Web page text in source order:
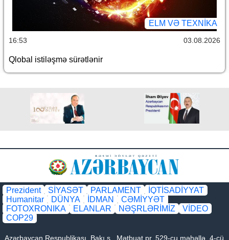
ELM VƏ TEXNIKA
16:53 03.08.2026
Qlobal istiləşmə sürətlənir
Prezident SİYASƏT PARLAMENT
İQTİSADİYYAT
Humanitar
DÜNYA İDMAN
CƏMİYYƏT
FOTOXRONIKA
ELANLAR NƏŞRLƏRİMİZ
VİDEO
COP29
Azərbaycan Respublikası, Bakı ş., Mətbuat pr. 529-cu məhəllə, 4-cü